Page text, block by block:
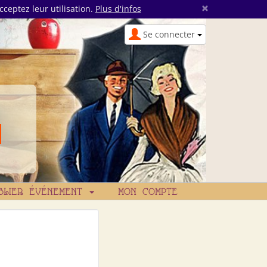
leur utilisation. Plus d'infos ×
Se connecter
ÉVÉNEMENT MON COMPTE